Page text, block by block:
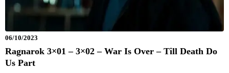
06/10/2023
Ragnarok 3×01 – 3×02 – War Is Over – Till Death Do
Us Part